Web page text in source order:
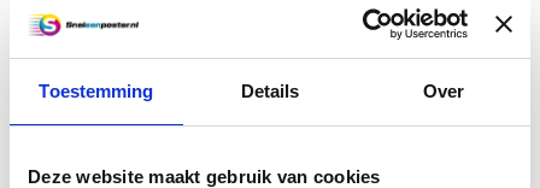
Toestemming Details Over
Deze website maakt gebruik van cookies
Meest bekeken
Excl. btw